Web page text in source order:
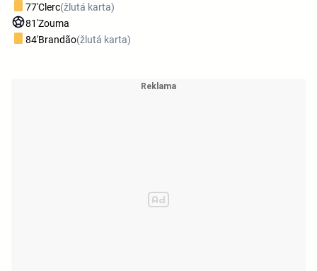
77'Clerc(žlutá karta)
81'Zouma
84'Brandão(žlutá karta)